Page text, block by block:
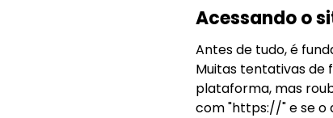
Acessando o
Antes de tudo, é
Muitas tentativas de
plataforma, mas
com "https://" e se o